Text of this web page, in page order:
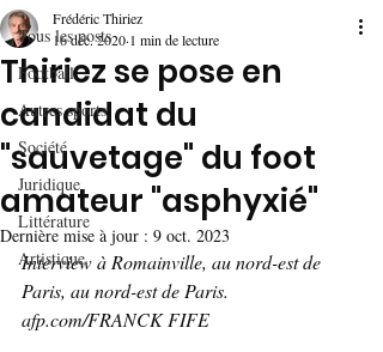
Tous les posts
Football
Autres sports
Société
Juridique
Littérature
Artistique
Thiriez se pose en
candidat du
"sauvetage" du foot
amateur "asphyxié"
Frédéric Thiriez
16 déc. 2020 1 min de lecture
Dernière mise à jour : 9 oct. 2023
Interview à Romainville, au nord-est de
Paris, au nord-est de Paris.
afp.com/FRANCK FIFE